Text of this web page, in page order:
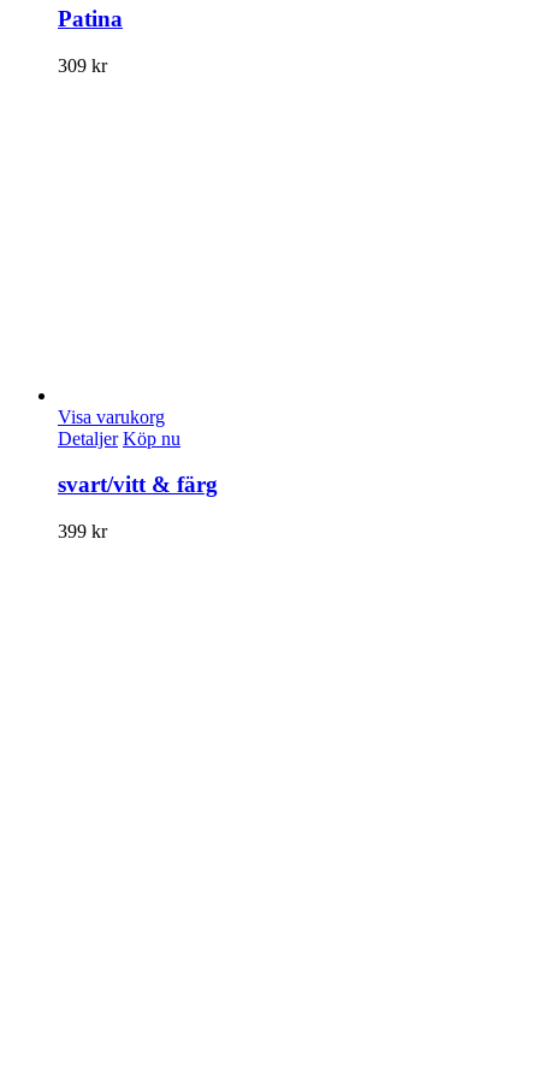
Patina
309 kr
Visa varukorg
Detaljer Köp nu
svart/vitt & färg
399 kr